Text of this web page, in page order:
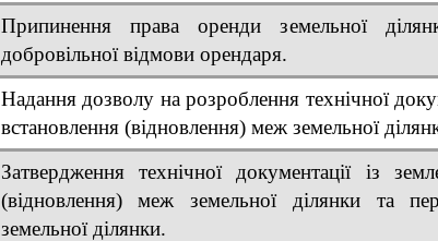
Припинення права оренди земельної
добровільної відмови орендаря.
Надання дозволу на розроблення технічної
встановлення (відновлення) меж земельної
Затвердження технічної документації із
(відновлення) меж земельної ділянки та
земельної ділянки.